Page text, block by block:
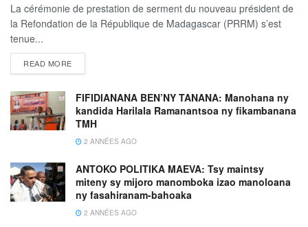
La cérémonie de prestation de serment du nouveau président de
la Refondation de la République de Madagascar (PRRM) s’est
tenue...
READ MORE
FIFIDIANANA BEN’NY TANANA: Manohana ny
kandida Harilala Ramanantsoa ny fikambanana
TMH
2 ANNÉES AGO
ANTOKO POLITIKA MAEVA: Tsy maintsy
miteny sy mijoro manomboka izao manoloana
ny fasahiranam-bahoaka
2 ANNÉES AGO